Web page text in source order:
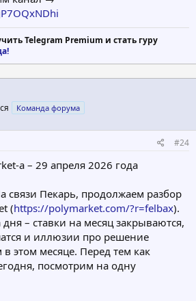
Telegram Premium и стать гуру
Команда форума
#24
а – 29 апреля 2026 года
связи Пекарь, продолжаем разбор
(https://polymarket.com/?r=felbax).
– ставки на месяц закрываются,
и иллюзии про решение
этом месяце. Перед тем как
посмотрим на одну